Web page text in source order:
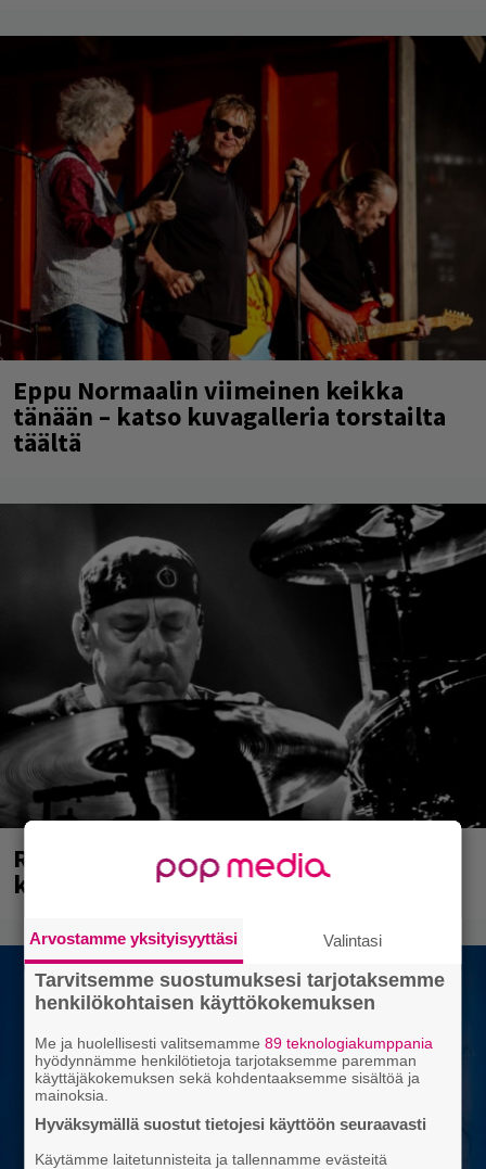
Eppu Normaalin viimeinen keikka
tänään – katso kuvagalleria torstailta
täältä
Rushin Neail Peartista ilmestyy ensi
kuussa dokumentti
Arvostamme yksityisyyttäsi Valintasi
Tarvitsemme suostumuksesi tarjotaksemme
henkilökohtaisen käyttökokemuksen
Me ja huolellisesti valitsemamme89 teknologiakumppania
hyödynnämme henkilötietoja tarjotaksemme paremman
käyttäjäkokemuksen sekä kohdentaaksemme sisältöä ja
mainoksia.
Hyväksymällä suostut tietojesi käyttöön seuraavasti
Käytämme laitetunnisteita ja tallennamme evästeitä